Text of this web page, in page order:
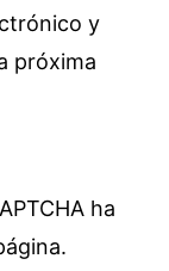
y
próxima
ha